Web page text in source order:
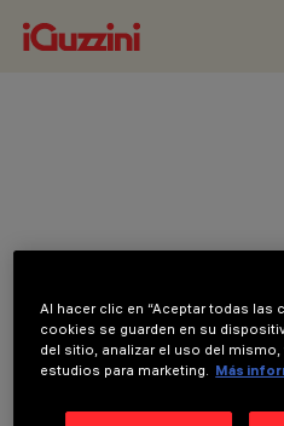
Al hacer clic en “Aceptar todas las
cookies se guarden en su
del sitio, analizar el uso del
estudios para marketing. Más